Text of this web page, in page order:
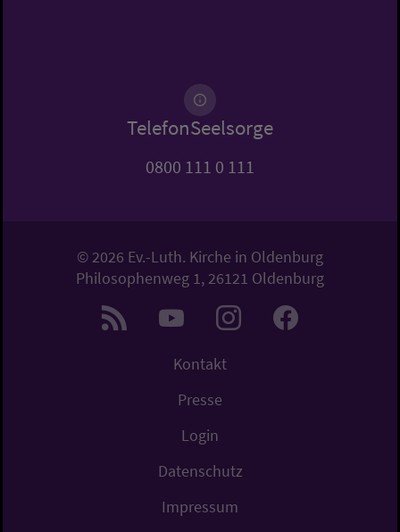
TelefonSeelsorge
0800 111 0 111
© 2026 Ev.-Luth. Kirche in Oldenburg
Philosophenweg 1, 26121 Oldenburg
Kontakt
Presse
Login
Datenschutz
Impressum